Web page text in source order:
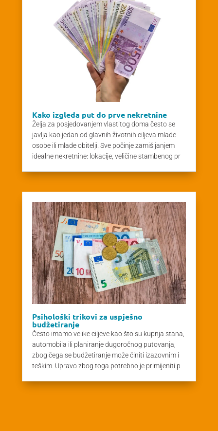
Kako izgleda put do prve nekretnine
Želja za posjedovanjem vlastitog doma često se
javlja kao jedan od glavnih životnih ciljeva mlade
osobe ili mlade obitelji. Sve počinje zamišljanjem
idealne nekretnine: lokacije, veličine stambenog pr
Psihološki trikovi za uspješno
budžetiranje
Često imamo velike ciljeve kao što su kupnja stana,
automobila ili planiranje dugoročnog putovanja,
zbog čega se budžetiranje može činiti izazovnim i
teškim. Upravo zbog toga potrebno je primijeniti p